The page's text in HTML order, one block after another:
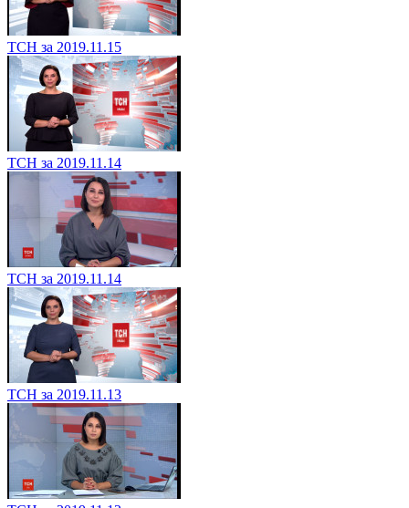
ТСН за 2019.11.15
ТСН за 2019.11.14
ТСН за 2019.11.14
ТСН за 2019.11.13